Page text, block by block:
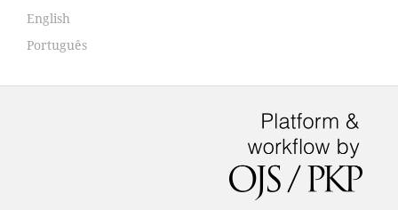
English
Português